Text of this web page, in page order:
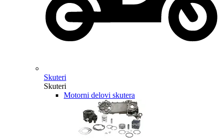
Skuteri
Skuteri
Motorni delovi skutera